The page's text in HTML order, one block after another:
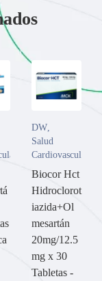
DW,
Salud
Cardiovascular
Biocor Hct
Hidroclorot
iazida+Ol
mesartán
20mg/12.5
mg x 30
Tabletas -